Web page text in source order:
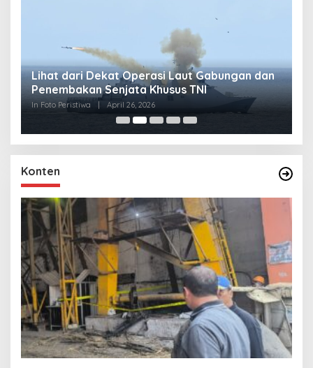
Lihat dari Dekat Operasi Laut Gabungan dan
Penembakan Senjata Khusus TNI
In Foto Peristiwa April 26, 2026
Konten